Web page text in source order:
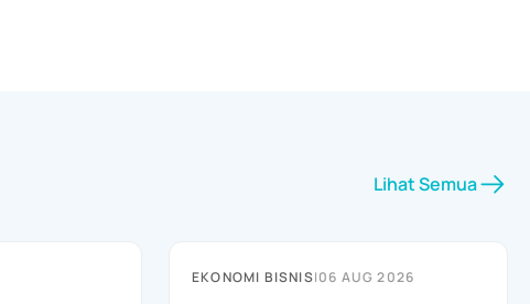
Lihat Semua
EKONOMI BISNIS|06 AUG 2026